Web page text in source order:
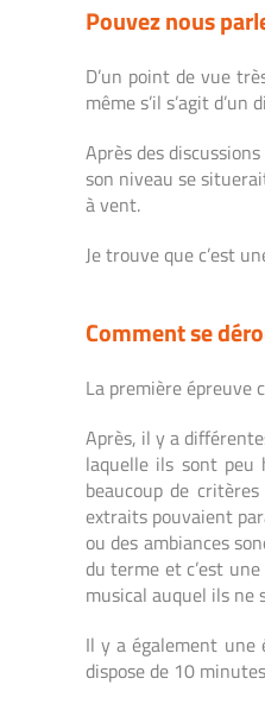
Pouvez nous
D’un point de vue
même s’il s’agit
Après des
son niveau se
à vent.
Je trouve que c’est
Comment se
La première épreuve
Après, il y a
laquelle ils sont peu
beaucoup de
extraits pouvaient
ou des ambiances
du terme et c’est
musical auquel ils ne
Il y a également une
dispose de 10